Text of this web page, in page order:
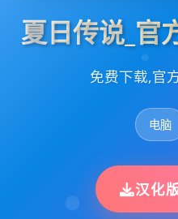
夏日传说_官
免费下载,官
电脑
汉化